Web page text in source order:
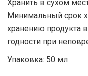
Хранить в сухом
Минимальный срок
хранению продукта
годности при
Упаковка: 50 мл